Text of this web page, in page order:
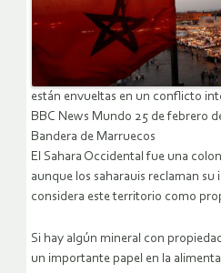
están envueltas en un conflicto
BBC News Mundo 25 de febrero
Bandera de Marruecos
El Sahara Occidental fue una
aunque los saharauis reclaman
considera este territorio como
Si hay algún mineral con
un importante papel en la